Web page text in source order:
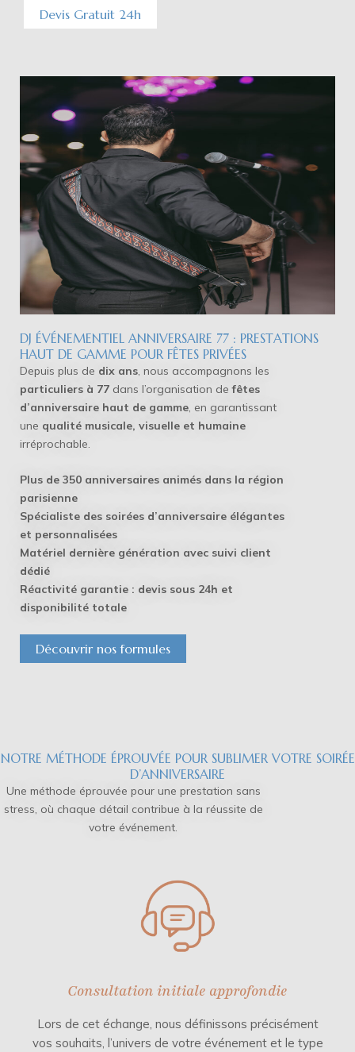
Devis Gratuit 24h
DJ ÉVÉNEMENTIEL ANNIVERSAIRE 77 : PRESTATIONS
HAUT DE GAMME POUR FÊTES PRIVÉES
Depuis plus de dix ans , nous accompagnons les
particuliers à 77 dans l’organisation defêtes
d’anniversaire haut de gamme , en garantissant
une qualité musicale, visuelle et humaine
irréprochable.
Plus de 350 anniversaires animés dans la région
parisienne
Spécialiste des soirées d’anniversaire élégantes
et personnalisées
Matériel dernière génération avec suivi client
dédié
Réactivité garantie : devis sous 24h et
disponibilité totale
Découvrir nos formules
NOTRE MÉTHODE ÉPROUVÉE POUR SUBLIMER VOTRE SOIRÉE
D’ANNIVERSAIRE
Une méthode éprouvée pour une prestation sans
stress, où chaque détail contribue à la réussite de
votre événement.
Consultation initiale approfondie
Lors de cet échange, nous définissons précisément
vos souhaits, l’univers de votre événement et le type